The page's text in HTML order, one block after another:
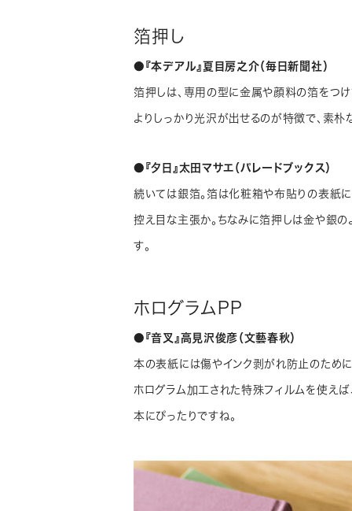
箔押し
●『本デアル』夏目房之介（毎日新聞社）
箔押しは、専用の型に金属や顔料の箔をつ
よりしっかり光沢が出せるのが特徴で、素朴
●『夕日』太田マサエ（パレードブックス）
続いては銀箔。箔は化粧箱や布貼りの表紙
控え目な主張か。ちなみに箔押しは金や銀の
す。
ホログラムPP
●『音叉』高見沢俊彦（文藝春秋）
本の表紙には傷やインク剥がれ防止のため
ホログラム加工された特殊フィルムを使え
本にぴったりですね。